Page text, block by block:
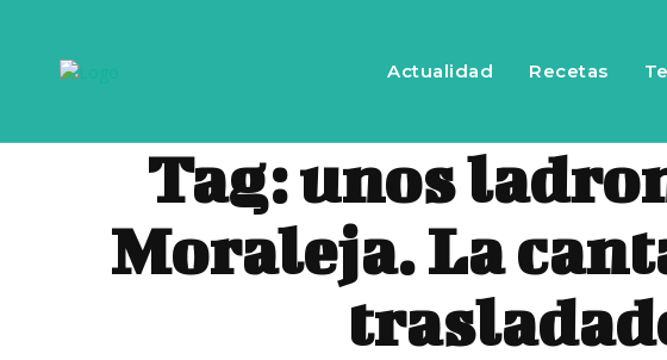
Actualidad Recetas
Tag:unos
Moraleja. La